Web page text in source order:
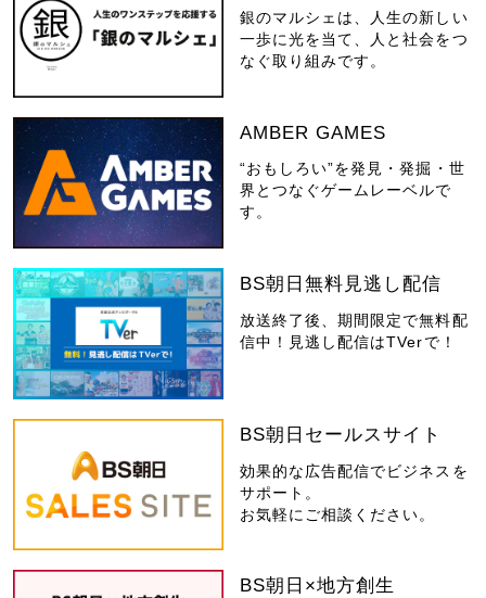
銀のマルシェは、人生の新しい
一歩に光を当て、人と社会をつ
なぐ取り組みです。
AMBER GAMES
“おもしろい”を発見・発掘・世
界とつなぐゲームレーベルで
す。
BS朝日無料見逃し配信
放送終了後、期間限定で無料配
信中！見逃し配信はTVerで！
BS朝日セールスサイト
効果的な広告配信でビジネスを
サポート。
お気軽にご相談ください。
BS朝日×地方創生